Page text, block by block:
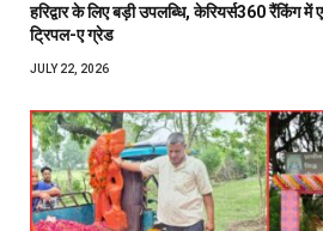
हरिद्वार के लिए बड़ी उपलब्धि, केरियर्स360 रैंकिंग में
ट्रिपल-ए ग्रेड
JULY 22, 2026